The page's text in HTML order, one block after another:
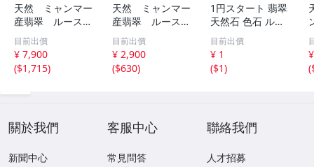
天然 ミャンマー
産翡翠 ルース
瓜 氷のように透
き通る 17ｘ8.5
ｘ2.4ｍｍ 3.5ct
と 17.6ｘ11
目前出價
¥ 7,900
($1,715)
天然 ミャンマー
産翡翠 ルース
18ｘ12.8ｍ
ｍ 40.5ct と
18.4ｘ13.3ｍｍ
43ct 注意事項
目前出價
¥ 2,900
($630)
1円スタート 翡翠
天然石 色石 ルー
ス まとめ 大量 ジ
ュエリー 宝石 総
重量約49.0g ヒス
イ HE0806ろ
目前出價
¥ 1
($1)
(
關於我們
新聞中心
客服中心
常見問答
聯絡我們
人才招募